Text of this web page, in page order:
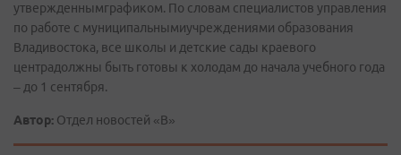
утвержденнымграфиком. По словам специалистов управления
по работе с муниципальнымиучреждениями образования
Владивостока, все школы и детские сады краевого
центрадолжны быть готовы к холодам до начала учебного года
– до 1 сентября.
Автор: Отдел новостей «В»